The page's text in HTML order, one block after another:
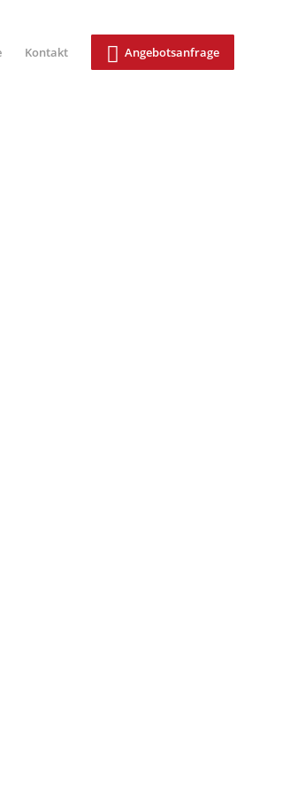
Kontakt Angebotsanfrage